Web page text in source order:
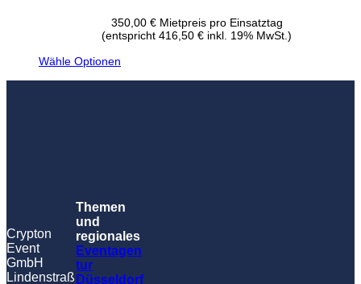
350,00 €Mietpreis pro Einsatztag
(entspricht 416,50 € inkl. 19% MwSt.)
Wähle Optionen
Crypton
Event
GmbH
Lindenstraß
Themen
und
regionales
Eventagen
tur
Düsseldorf